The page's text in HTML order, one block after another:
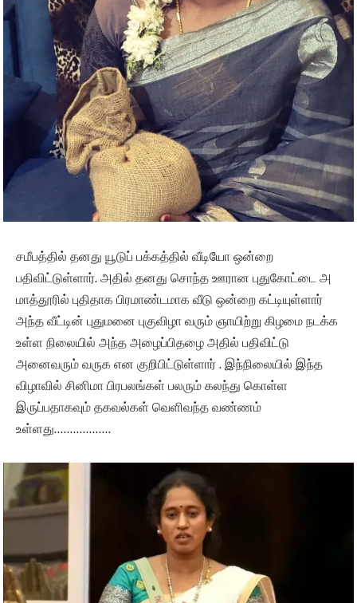
சமீபத்தில் தனது யூடுப் பக்கத்தில் வீடியோ ஒன்றை
பதிவிட்டுள்ளார். அதில் தனது சொந்த ஊரான புதுகோட்டை அ
மாத்தூரில் புதிதாக பிரமாண்டமாக வீடு ஒன்றை கட்டியுள்ளார்
அந்த வீட்டின் புதுமனை புகுவிழா வரும் ஞாயிற்று கிழமை நடக்க
உள்ள நிலையில் அந்த அழைப்பிதழை அதில் பதிவிட்டு
அனைவரும் வருக என குறிபிட்டுள்ளார் . இந்நிலையில் இந்த
விழாவில் சினிமா பிரபலங்கள் பலரும் கலந்து கொள்ள
இருப்பதாகவும் தகவல்கள் வெளிவந்த வண்ணம்
உள்ளது………………